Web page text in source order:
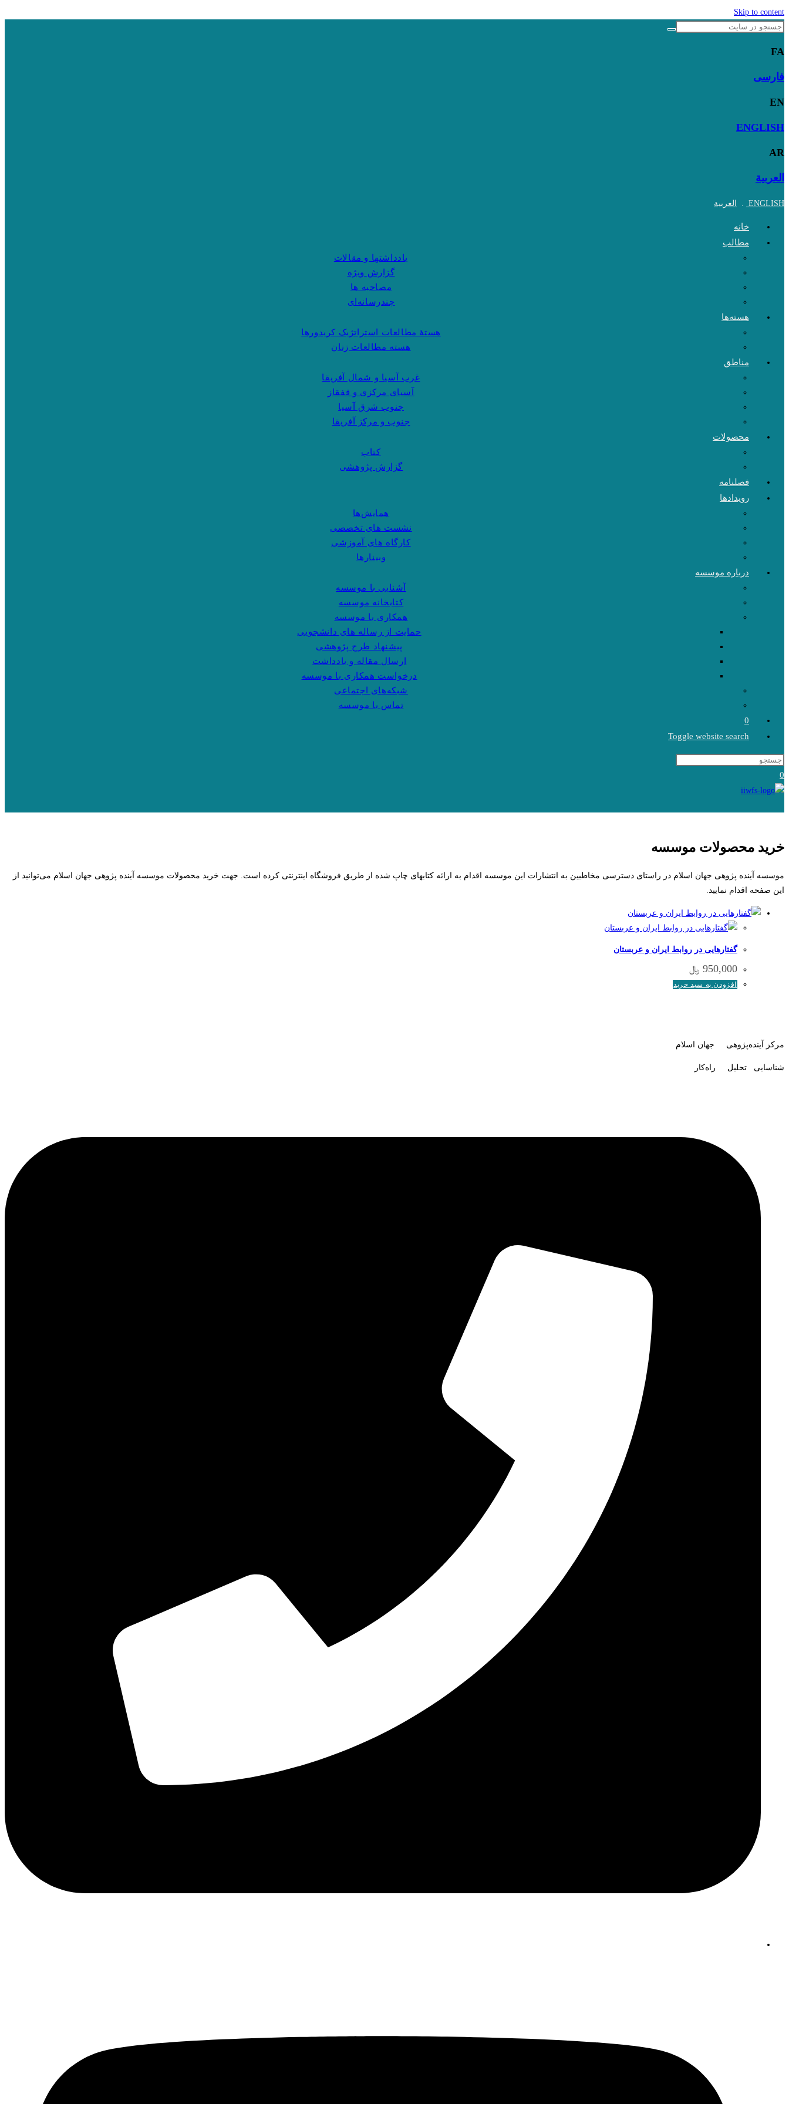
Skip to content
FA
فارسی
EN
ENGLISH
AR
العربية
ENGLISH
. العربية
خانه
مطالب
یادداشتها و مقالات
گزارش ویژه
مصاحبه ها
چندرسانه‌ای
هسته‌ها
هستهٔ مطالعات استراتژیک کریدورها
هسته مطالعات زنان
مناطق
غرب آسیا و شمال آفریقا
آسیای مرکزی و قفقاز
جنوب شرق آسیا
جنوب و مرکز آفریقا
محصولات
کتاب
گزارش پژوهشی
فصلنامه
رویدادها
همایش‌ها
نشست های تخصصی
کارگاه های آموزشی
وبینارها
درباره موسسه
آشنایی با موسسه
کتابخانه موسسه
همکاری با موسسه
حمایت از رساله های دانشجویی
پیشنهاد طرح پژوهشی
ارسال مقاله و یادداشت
درخواست همکاری با موسسه
شبکه‌های اجتماعی
تماس با موسسه
0
Toggle website search
0
خرید محصولات موسسه
موسسه آینده پژوهی جهان اسلام در راستای دسترسی مخاطبین به انتشارات این موسسه اقدام به ارائه کتاب­های چاپ شده از طریق فروشگاه اینترنتی کرده است. جهت خرید محصولات موسسه آینده پژوهی جهان اسلام می‌توانید از
این صفحه اقدام نمایید.
گفتارهایی در روابط ایران و عربستان
950,000 ﷼
افزودن به سبد خرید
مرکز آینده‌پژوهی جهان اسلام
شناسایی تحلیل راه‌کار